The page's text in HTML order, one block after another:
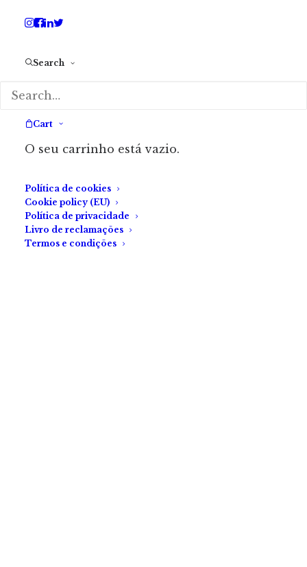
Search
Cart
O seu carrinho está vazio.
Política de cookies
Cookie policy (EU)
Política de privacidade
Livro de reclamações
Termos e condições
Oficinas — A Escrita de